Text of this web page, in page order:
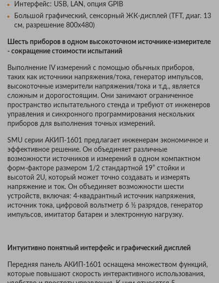
Интерфейс: USB, LAN, опция GPIB
Большой графический, сенсорный ЖК-дисплей (TFT, диаг. 13
см, разрешение 800х480)
Шесть приборов в одном высокоточном источнике-измерителе
- сокращение стоимости испытаний
Выполнение IV измерений с помощью обычных приборов,
таких как источники напряжения/тока, генератор импульсов,
высокоточные измерители напряжения/тока и т.д., является
сложным и дорогостоящим. Они занимают ограниченное
пространство испытательного стенда и требуют от инженеров
управления и синхронного программирования нескольких
приборов для выполнения точных измерений.
SMU серии АКИП-1601 предлагает инженерам экономичное и
эффективное решение. Он объединяет различные
возможности источников и измерений в одном компактном
форм-факторе размером 1/2 стандартной 19” стойки и
высотой 2U, который может точно создавать и измерять
напряжение и ток. Он объединяет возможности шести
устройств, включая: 4-квадрантный источник напряжения,
источник тока, цифровой вольтметр 6 ½ разрядов, генератор
импульсов, имитатор батареи и электронную нагрузку.
Интуитивно понятный интерфейс и графический дисплей
Передняя панель АКИП-1601 оснащена множеством функций,
которые повышают скорость интерактивного использования,